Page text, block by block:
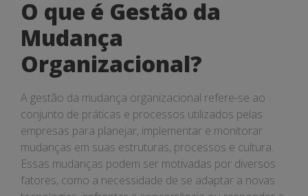
O que é Gestão da
Mudança
Organizacional?
A gestão da mudança organizacional refere-se ao
conjunto de práticas e processos utilizados pelas
empresas para planejar, implementar e monitorar
mudanças em suas estruturas, processos e cultura.
Essas mudanças podem ser motivadas por diversos
fatores, como a necessidade de se adaptar a novas